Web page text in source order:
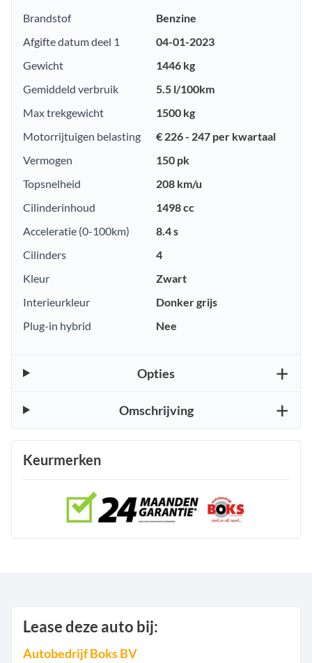
Brandstof
Benzine
Afgifte datum deel 1
04-01-2023
Gewicht
1446 kg
Gemiddeld verbruik
5.5 l/100km
Max trekgewicht
1500 kg
Motorrijtuigen belasting
€ 226 - 247 per kwartaal
Vermogen
150 pk
Topsnelheid
208 km/u
Cilinderinhoud
1498 cc
Acceleratie (0-100km)
8.4 s
Cilinders
4
Kleur
Zwart
Interieurkleur
Donker grijs
Plug-in hybrid
Nee
Opties
Omschrijving
Keurmerken
Lease deze auto bij:
Autobedrijf Boks BV